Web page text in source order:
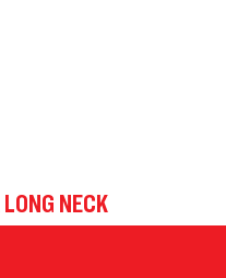
NECK